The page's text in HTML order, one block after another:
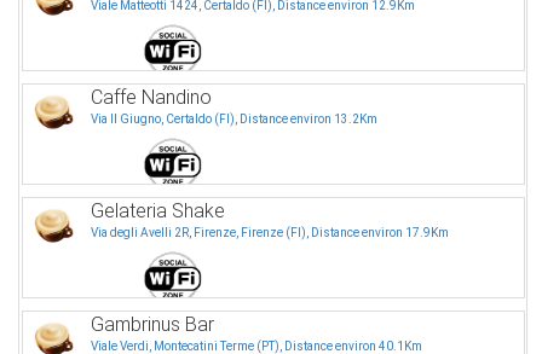
Viale Matteotti 1424, Certaldo (FI), Distance environ 12.9Km
Caffe Nandino
Via II Giugno, Certaldo (FI), Distance environ 13.2Km
Gelateria Shake
Via degli Avelli 2R, Firenze, Firenze (FI), Distance environ 17.9Km
Gambrinus Bar
Viale Verdi, Montecatini Terme (PT), Distance environ 40.1Km